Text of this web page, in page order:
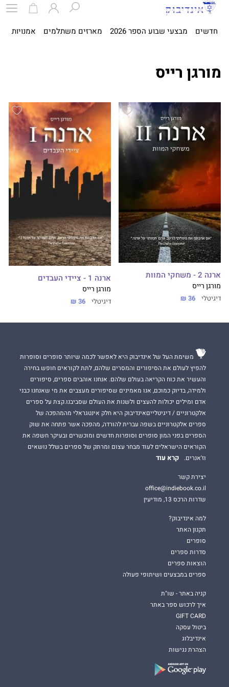
חדשים מבצעי שבוע הספר 2026 מארזים משתלמים אמנויות
מורגן רייס
ארנה 2 - משחקי המוות
מורגן רייס
דיגיטלי 36 ₪
ארנה 1 - ציידי העבדים
מורגן רייס
דיגיטלי 36 ₪
משימת העל של אינדיבוק היא לאפשר לכמה שיותר סופרים וסופרות
להפיץ לעולם את הסיפורים והמסרים שלהם, לתת לקוראים חופש בחירה
והעשיר את כוח הקריאה בעולם שלהם. אנחנו אוהבים ספרים, סיפורים
ולמידה, בדיוק כמוכם, אנו מאמינים שסיפורים מעצבים את מי שאנחנו כבני
אדם ומילים יכולות להעצים ולשנות את העולם שסביבנו.קצת על ספרים
אלקטרוניים / דיגיטלייםאינדיבוק היא חלק אינטגראלי מהמהפכה של
ספרים אלקטרוניים בשפה עברית להורדה, מהפכה אשר פתחה את שוק
הספרים בפני המון סופרים וסופרות חדשים ומוכשרים ובעיקר חשפה את
הקוראים הישראלים לעוד מבחר עצום ומרתק של ספרים בשלל נושאים
וז'אנרים.
קרא עוד
יצירת קשר
office@indiebook.co.il
שדרות הרכס 13, מודיעין
למה אינדיבוק?
תקנון האתר
סופרים
סדרות ספרים
הוצאות ספרים
ספרים במבצעים ושיתופי פעולה
קניה באתר - שו"ת
איך לרכוש ספר באתר
GIFT CARD
ביטול עסקה
אינדיבלוג
הצהרת נגישות